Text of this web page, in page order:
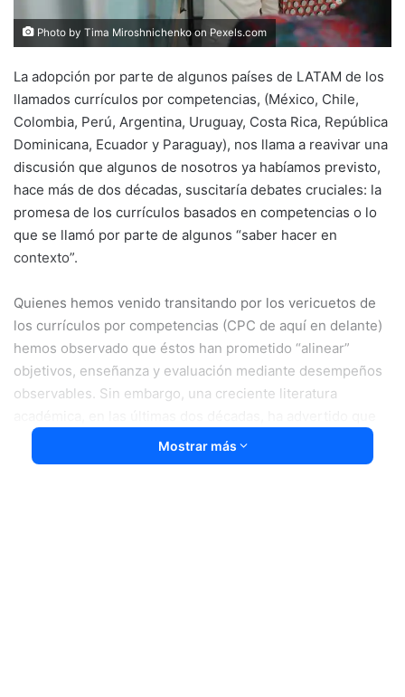
Photo by Tima Miroshnichenko on Pexels.com
La adopción por parte de algunos países de LATAM de los
llamados currículos por competencias, (México, Chile,
Colombia, Perú, Argentina, Uruguay, Costa Rica, República
Dominicana, Ecuador y Paraguay), nos llama a reavivar una
discusión que algunos de nosotros ya habíamos previsto,
hace más de dos décadas, suscitaría debates cruciales: la
promesa de los currículos basados en competencias o lo
que se llamó por parte de algunos “saber hacer en
contexto”.
Quienes hemos venido transitando por los vericuetos de
los currículos por competencias (CPC de aquí en delante)
hemos observado que éstos han prometido “alinear”
objetivos, enseñanza y evaluación mediante desempeños
observables. Sin embargo, una creciente literatura
esta lógica, heredera del
management
estandarización por resultados, empobrece la experiencia
Mostrar más